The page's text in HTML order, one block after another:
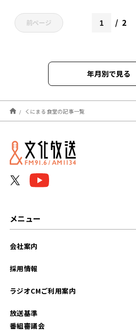
前ページ 2
年月別で見る
2026年02月
2026年01月
2025年12月
くにまる食堂の記事一覧
メニュー
会社案内
採用情報
ラジオCMご利用案内
放送基準
番組審議会